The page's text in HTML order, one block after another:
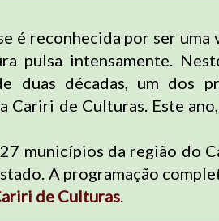
é reconhecida por ser uma
pulsa intensamente.
duas décadas, um dos
Cariri de Culturas. Este
municípios da região do
A programação
de Culturas